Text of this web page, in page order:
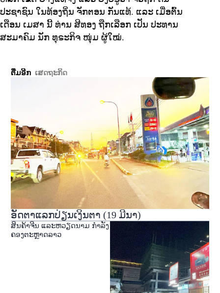
ປະຊາຊົນ ໃນທ້ອງຖິ່ນ ຈັກຕອນ ກັນແທ້. ແລະ ເມື່ອຕົ້ນ
ເດືອນ ເມສາ ນີ້ ທ່ານ ສີທອງ ຖືກເລືອກ ເປັນ ປະທານ
ສະມາຄົມ ນັກ ທຸຣະກິຈ ໜຸ່ມ ຜູ້ໃໝ່.
ຕື່ມອີກ ເສດຖະກິດ
ອັດຕາແລກປ່ຽນເງິນຕາ (19 ມີນາ)
ສິນຄ້າຈີນ ແລະຫວຽດນາມ ກໍາລັງ
ຄອງຕະຫຼາດລາວ